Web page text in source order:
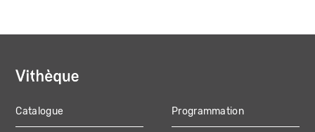
MAIN
Catalogue Programmation